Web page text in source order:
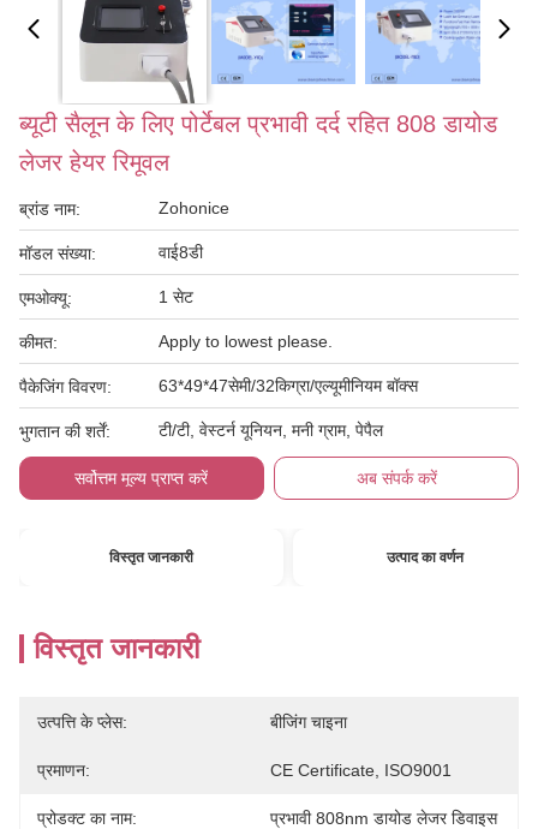
ब्यूटी सैलून के लिए पोर्टेबल प्रभावी दर्द रहित 808 डायोड
लेजर हेयर रिमूवल
ब्रांड नाम: Zohonice
मॉडल संख्या: वाई8डी
एमओक्यू: 1 सेट
कीमत: Apply to lowest please.
पैकेजिंग विवरण: 63*49*47सेमी/32किग्रा/एल्यूमीनियम बॉक्स
भुगतान की शर्तें: टी/टी, वेस्टर्न यूनियन, मनी ग्राम, पेपैल
सर्वोत्तम मूल्य प्राप्त करें अब संपर्क करें
विस्तृत जानकारी उत्पाद का वर्णन
विस्तृत जानकारी
उत्पत्ति के प्लेस: बीजिंग चाइना
प्रमाणन: CE Certificate, ISO9001
प्रोडक्ट का नाम: प्रभावी 808nm डायोड लेजर डिवाइस